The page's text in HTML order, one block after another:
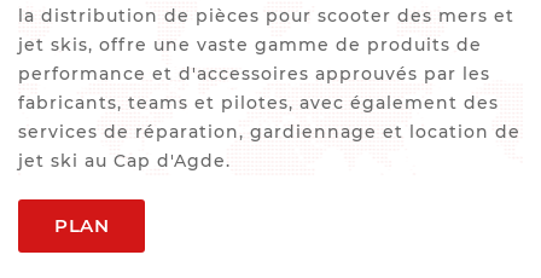
la distribution de pièces pour scooter des mers et
jet skis, offre une vaste gamme de produits de
performance et d'accessoires approuvés par les
fabricants, teams et pilotes, avec également des
services de réparation, gardiennage et location de
jet ski au Cap d'Agde.
PLAN